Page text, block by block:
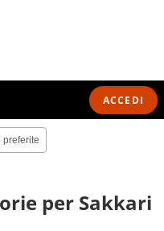
ACCEDI
preferite
per Sakkari